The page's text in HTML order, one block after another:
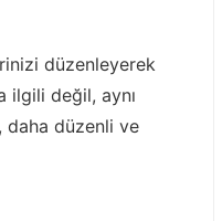
düzenleyerek
ilgili değil, aynı
daha düzenli ve